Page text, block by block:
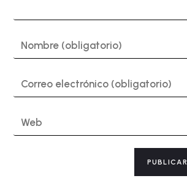
nombre
nombre
de
para
dirección
correo
electrónico
URL